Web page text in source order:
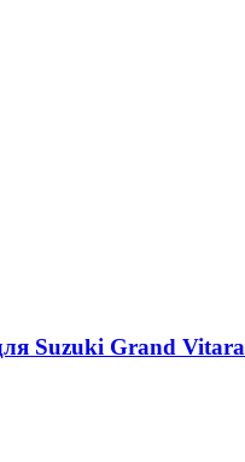
Suzuki Grand Vitara